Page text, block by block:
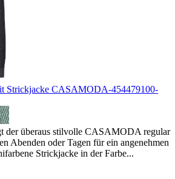
Strickjacke CASAMODA-454479100-
der überaus stilvolle CASAMODA regular
Abenden oder Tagen für ein angenehmen
Strickjacke in der Farbe...